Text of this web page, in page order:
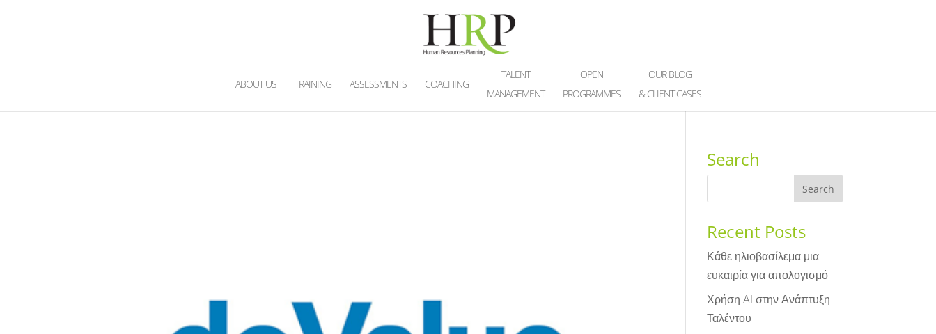
ABOUT US TRAINING ASSESSMENTS COACHING
TALENT
MANAGEMENT
OPEN
PROGRAMMES
OUR BLOG
& CLIENT CASES
Search
Recent Posts
Κάθε ηλιοβασίλεμα μια
ευκαιρία για απολογισμό
Χρήση AI στην Ανάπτυξη
Ταλέντου